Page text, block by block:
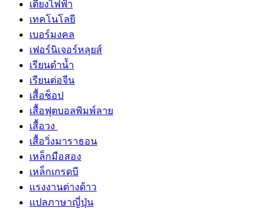
เตียงไฟฟ้า
เทคโนโลยี
เบอร์มงคล
เฟอร์นิเจอร์หลุยส์
เรียนดำน้ำ
เรียนต่อจีน
เสื้อช็อป
เสื้อฟุตบอลพิมพ์ลาย
เสื้อวง
เสื้อวิ่งมาราธอน
เหล็กมือสอง
เหล็กเกรดบี
เเรงงานต่างด้าว
แปลภาษาญี่ปุ่น